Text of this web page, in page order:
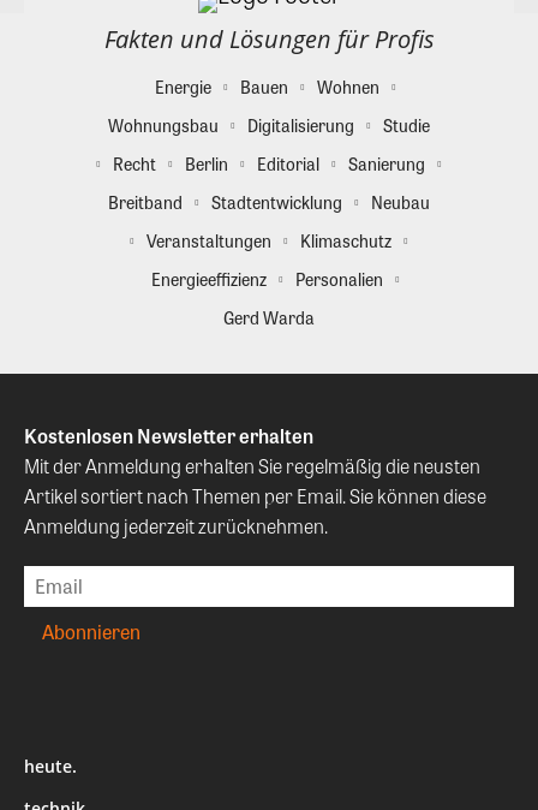
Fakten und Lösungen für Profis
Energie Bauen
Wohnen
Wohnungsbau
Digitalisierung
Studie
Recht
Berlin Editorial
Sanierung
Breitband
Stadtentwicklung
Neubau
Veranstaltungen
Klimaschutz
Energieeffizienz
Personalien
Gerd Warda
Kostenlosen Newsletter erhalten
Mit der Anmeldung erhalten Sie regelmäßig die neusten
Artikel sortiert nach Themen per Email. Sie können diese
Anmeldung jederzeit zurücknehmen.
heute.